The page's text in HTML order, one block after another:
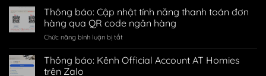
Thông báo: Cập nhật tính năng thanh toán đơn
hàng qua QR code ngân hàng
Chức năng bình luận bị tắtở
báo:
Cập
Thông báo: Kênh Official Account AT Homies
trên Zalo